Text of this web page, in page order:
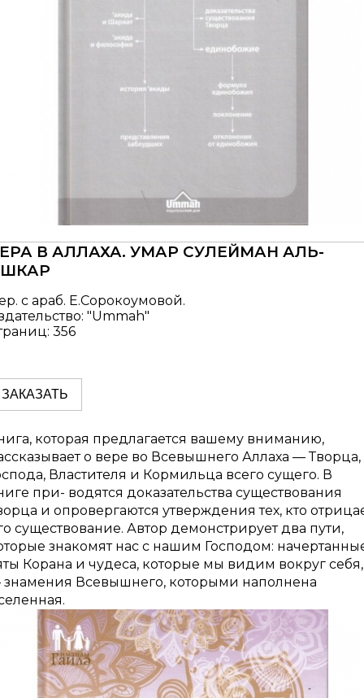
В АЛЛАХА. УМАР СУЛЕЙМАН АЛЬ-
с араб. Е.Сорокоумовой.
"Ummah"
356
ЗАКАЗАТЬ
которая предлагается вашему вниманию,
о вере во Всевышнего Аллаха — Творца,
Властителя и Кормильца всего сущего. В
при- водятся доказательства существования
и опровергаются утверждения тех, кто
существование. Автор демонстрирует два пути,
знакомят нас с нашим Господом:
Корана и чудеса, которые мы видим вокруг себя,
Всевышнего, которыми наполнена